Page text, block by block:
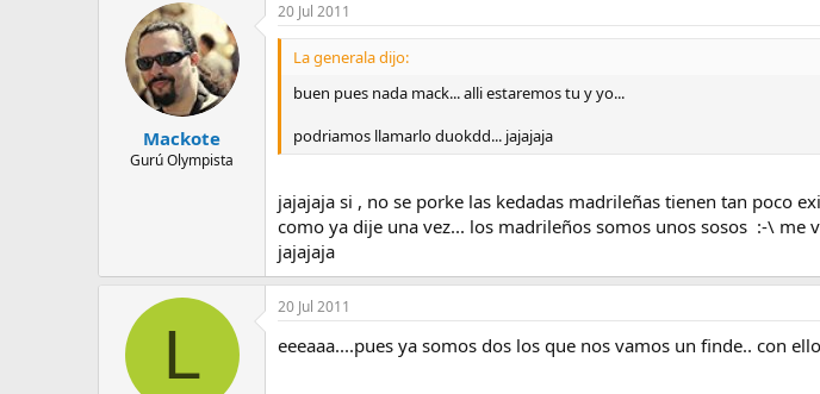
Mackote
Gurú Olympista
20 Jul 2011
La generala dijo:
buen pues nada mack... alli estaremos tu y yo...
podriamos llamarlo duokdd... jajajaja
jajajaja si , no se porke las kedadas madrileñas tienen tan poco
como ya dije una vez... los madrileños somos unos sosos :-\ me
jajajaja
L
20 Jul 2011
eeeaaa....pues ya somos dos los que nos vamos un finde.. con